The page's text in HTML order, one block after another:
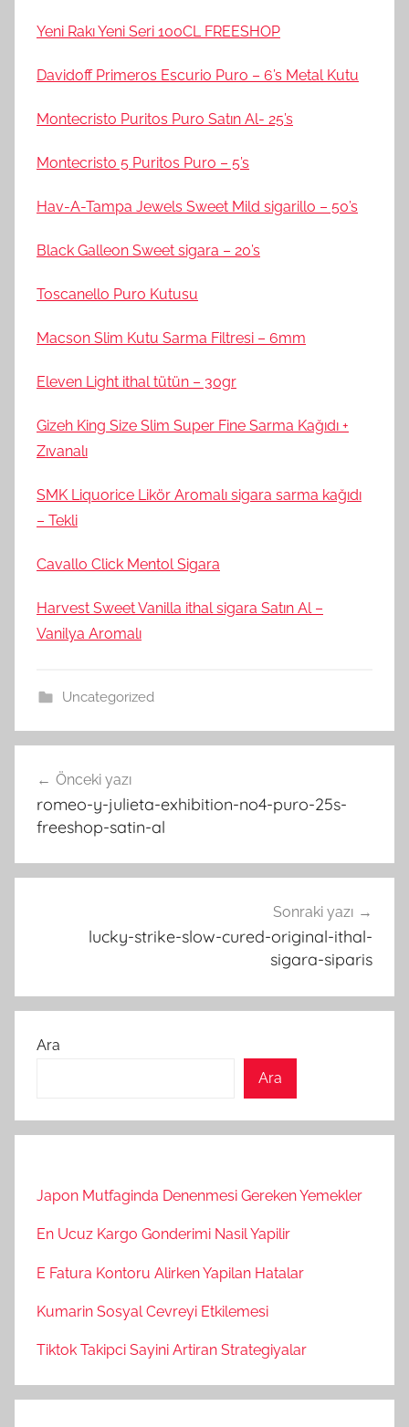
Yeni Rakı Yeni Seri 100CL FREESHOP
Davidoff Primeros Escurio Puro – 6’s Metal Kutu
Montecristo Puritos Puro Satın Al- 25’s
Montecristo 5 Puritos Puro – 5’s
Hav-A-Tampa Jewels Sweet Mild sigarillo – 50’s
Black Galleon Sweet sigara – 20’s
Toscanello Puro Kutusu
Macson Slim Kutu Sarma Filtresi – 6mm
Eleven Light ithal tütün – 30gr
Gizeh King Size Slim Super Fine Sarma Kağıdı +
Zıvanalı
SMK Liquorice Likör Aromalı sigara sarma kağıdı
– Tekli
Cavallo Click Mentol Sigara
Harvest Sweet Vanilla ithal sigara Satın Al –
Vanilya Aromalı
Uncategorized
gezinmesi
Önceki yazı
romeo-y-julieta-exhibition-no4-puro-25s-
freeshop-satin-al
Sonraki yazı
lucky-strike-slow-cured-original-ithal-
sigara-siparis
Ara
Ara
Japon Mutfaginda Denenmesi Gereken Yemekler
En Ucuz Kargo Gonderimi Nasil Yapilir
E Fatura Kontoru Alirken Yapilan Hatalar
Kumarin Sosyal Cevreyi Etkilemesi
Tiktok Takipci Sayini Artiran Strategiyalar